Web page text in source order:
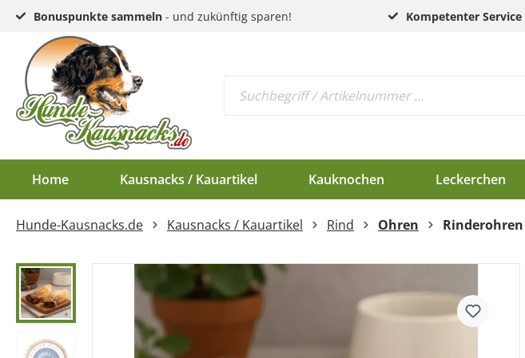
Bonuspunkte sammeln - und zukünftig sparen! Kompetenter Service
Home Kausnacks / Kauartikel Kauknochen Leckerchen
Schlund & Dörrfleisch
Kopfhaut & Haut
Sehnen
Ziemer
Ohren
Kauknochen EU-Ware
Kauknochen Standard
Endloswürstchen
Mini-Würstchen
Kaugeweihe Half
Dam-Schäufle
Hirschgeweih-Rosetten
Hunde-Kausnacks.de Kausnacks / Kauartikel Rind Ohren Rinderohren